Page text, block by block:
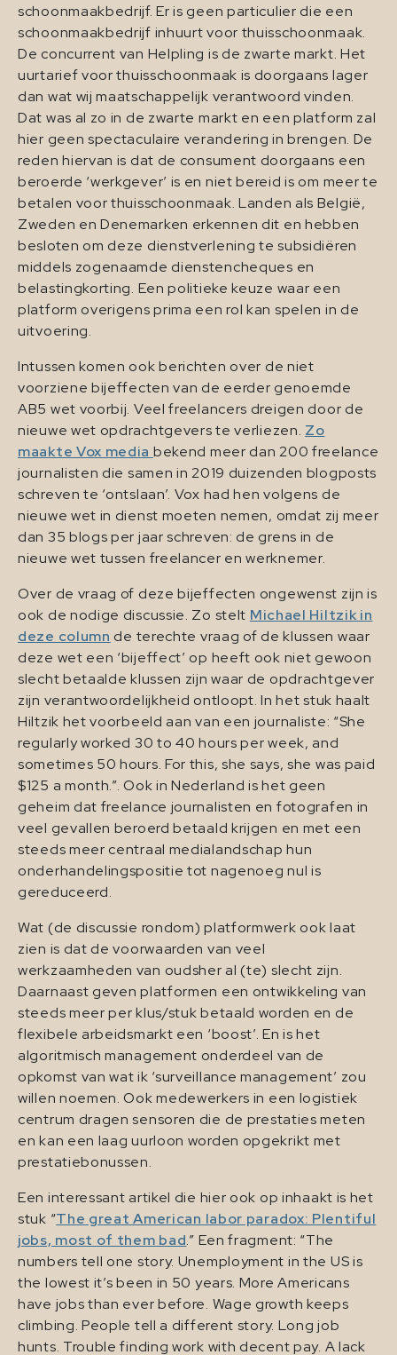
schoonmaakbedrijf. Er is geen particulier die een
schoonmaakbedrijf inhuurt voor thuisschoonmaak.
De concurrent van Helpling is de zwarte markt. Het
uurtarief voor thuisschoonmaak is doorgaans lager
dan wat wij maatschappelijk verantwoord vinden.
Dat was al zo in de zwarte markt en een platform zal
hier geen spectaculaire verandering in brengen. De
reden hiervan is dat de consument doorgaans een
beroerde ‘werkgever’ is en niet bereid is om meer te
betalen voor thuisschoonmaak. Landen als België,
Zweden en Denemarken erkennen dit en hebben
besloten om deze dienstverlening te subsidiëren
middels zogenaamde dienstencheques en
belastingkorting. Een politieke keuze waar een
platform overigens prima een rol kan spelen in de
uitvoering.
Intussen komen ook berichten over de niet
voorziene bijeffecten van de eerder genoemde
AB5 wet voorbij. Veel freelancers dreigen door de
nieuwe wet opdrachtgevers te verliezen. Zo
maakte Vox media bekend meer dan 200 freelance
journalisten die samen in 2019 duizenden blogposts
schreven te ‘ontslaan’. Vox had hen volgens de
nieuwe wet in dienst moeten nemen, omdat zij meer
dan 35 blogs per jaar schreven: de grens in de
nieuwe wet tussen freelancer en werknemer.
Over de vraag of deze bijeffecten ongewenst zijn is
ook de nodige discussie. Zo stelt Michael Hiltzik in
deze column de terechte vraag of de klussen waar
deze wet een ‘bijeffect’ op heeft ook niet gewoon
slecht betaalde klussen zijn waar de opdrachtgever
zijn verantwoordelijkheid ontloopt. In het stuk haalt
Hiltzik het voorbeeld aan van een journaliste: “She
regularly worked 30 to 40 hours per week, and
sometimes 50 hours. For this, she says, she was paid
$125 a month.”. Ook in Nederland is het geen
geheim dat freelance journalisten en fotografen in
veel gevallen beroerd betaald krijgen en met een
steeds meer centraal medialandschap hun
onderhandelingspositie tot nagenoeg nul is
gereduceerd.
Wat (de discussie rondom) platformwerk ook laat
zien is dat de voorwaarden van veel
werkzaamheden van oudsher al (te) slecht zijn.
Daarnaast geven platformen een ontwikkeling van
steeds meer per klus/stuk betaald worden en de
flexibele arbeidsmarkt een ‘boost’. En is het
algoritmisch management onderdeel van de
opkomst van wat ik ‘surveillance management’ zou
willen noemen. Ook medewerkers in een logistiek
centrum dragen sensoren die de prestaties meten
en kan een laag uurloon worden opgekrikt met
prestatiebonussen.
Een interessant artikel die hier ook op inhaakt is het
stuk “The great American labor paradox: Plentiful
jobs, most of them bad.” Een fragment: “The
numbers tell one story. Unemployment in the US is
the lowest it’s been in 50 years. More Americans
have jobs than ever before. Wage growth keeps
climbing. People tell a different story. Long job
hunts. Trouble finding work with decent pay. A lack